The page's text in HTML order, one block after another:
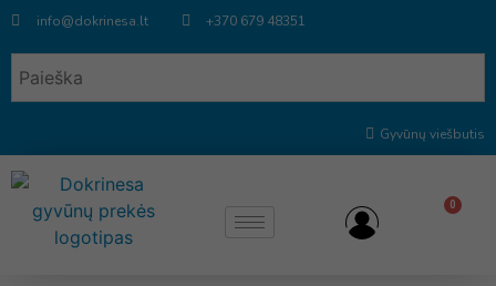
info@dokrinesa.lt +370 679 48351
Gyvūnų viešbutis
0